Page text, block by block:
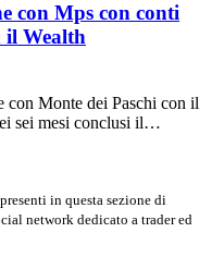
con Mps con conti
il Wealth
con Monte dei Paschi con il
sei mesi conclusi il…
in questa sezione di
network dedicato a trader ed